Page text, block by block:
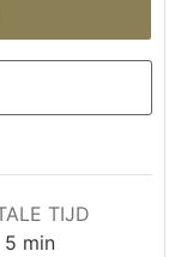
TIJD
5minuten
min